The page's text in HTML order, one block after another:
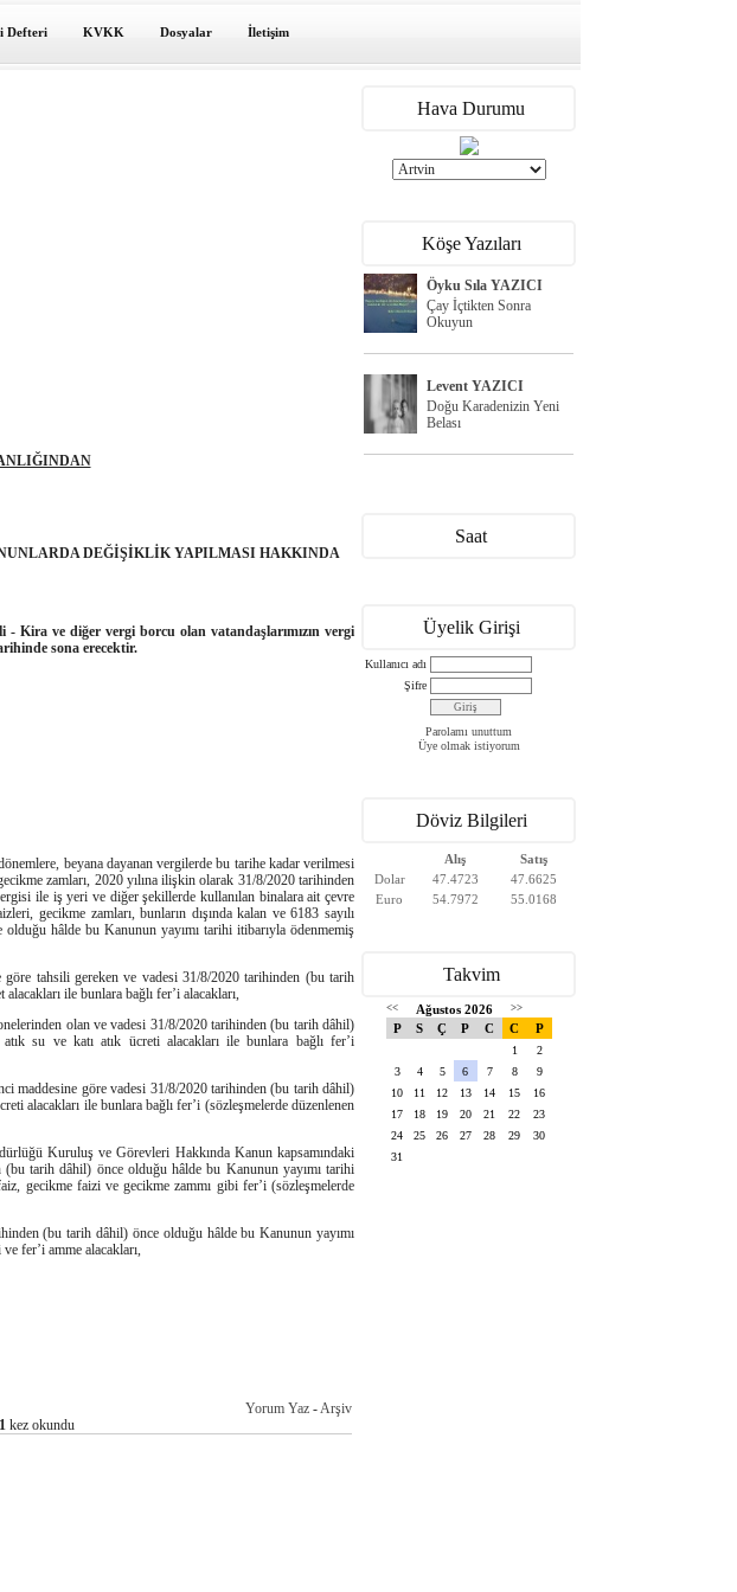
Defteri KVKK Dosyalar İletişim
DEĞİŞİKLİK YAPILMASI HAKKINDA
Kira ve diğer vergi borcu olan vatandaşlarımızın vergi
sona erecektir.
beyana dayanan vergilerde bu tarihe kadar verilmesi
zamları, 2020 yılına ilişkin olarak 31/8/2020 tarihinden
ile iş yeri ve diğer şekillerde kullanılan binalara ait çevre
gecikme zamları, bunların dışında kalan ve 6183 sayılı
hâlde bu Kanunun yayımı tarihi itibarıyla ödenmemiş
tahsili gereken ve vadesi 31/8/2020 tarihinden (bu tarih
ile bunlara bağlı fer’i alacakları,
olan ve vadesi 31/8/2020 tarihinden (bu tarih dâhil)
su ve katı atık ücreti alacakları ile bunlara bağlı fer’i
maddesine göre vadesi 31/8/2020 tarihinden (bu tarih dâhil)
alacakları ile bunlara bağlı fer’i (sözleşmelerde düzenlenen
Kuruluş ve Görevleri Hakkında Kanun kapsamındaki
tarih dâhil) önce olduğu hâlde bu Kanunun yayımı tarihi
gecikme faizi ve gecikme zammı gibi fer’i (sözleşmelerde
(bu tarih dâhil) önce olduğu hâlde bu Kanunun yayımı
fer’i amme alacakları,
Yorum Yaz -Arşiv
kez okundu
Hava Durumu
Köşe Yazıları
Öyku Sıla YAZICI
Çay İçtikten Sonra
Okuyun
Levent YAZICI
Doğu Karadenizin Yeni
Belası
Saat
Üyelik Girişi
Kullanıcı adı
Şifre
Parolamı unuttum
Üye olmak istiyorum
Döviz Bilgileri
Alış
Satış
Dolar
47.4723
47.6625
Euro
54.7972 55.0168
Takvim
<< Ağustos 2026 >>
P S Ç P C C P
1
2
3
4 5 6 7 8
9
10
11 12 13 14 15
16
17
18 19 20 21 22
23
24
25 26 27 28 29
30
31